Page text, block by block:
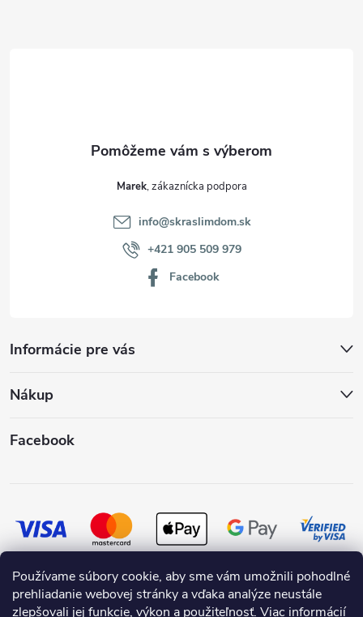
Používame súbory cookie, aby sme vám umožnili pohodlné
prehliadanie webovej stránky a vďaka analýze neustále
zlepšovali jej funkcie, výkon a použiteľnosť. Viac informácií
Informácie pre vás
Nákup
Marek
info@skraslimdom.sk
+421 905 509 979
Facebook
Facebook